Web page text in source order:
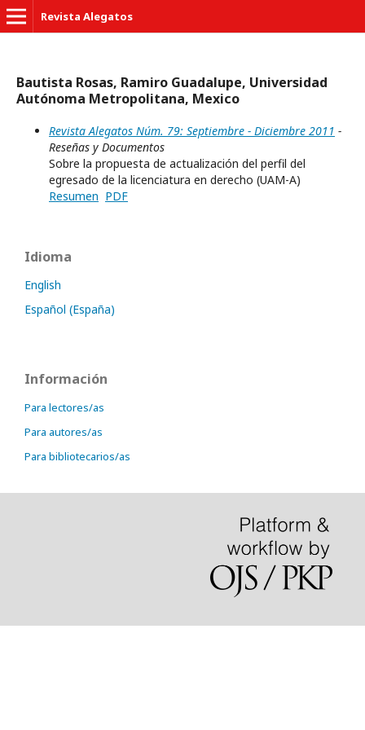
Revista Alegatos
Bautista Rosas, Ramiro Guadalupe, Universidad
Autónoma Metropolitana, Mexico
Revista Alegatos Núm. 79: Septiembre - Diciembre 2011 -
Reseñas y Documentos
Sobre la propuesta de actualización del perfil del
egresado de la licenciatura en derecho (UAM-A)
Resumen PDF
Idioma
English
Español (España)
Información
Para lectores/as
Para autores/as
Para bibliotecarios/as